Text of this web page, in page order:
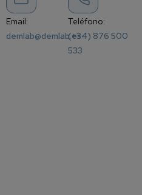
Email:
demlab@demlab.es
Teléfono:
(+34) 876 500
533